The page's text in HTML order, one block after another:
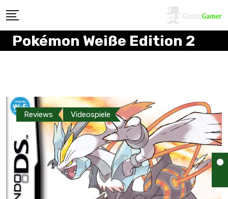
Pokémon Weiße Edition 2
Reviews Videospiele